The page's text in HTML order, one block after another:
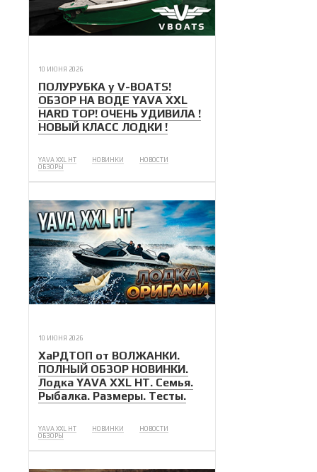
10 ИЮНЯ 2026
ПОЛУРУБКА у V-BOATS!
ОБЗОР НА ВОДЕ YAVA XXL
HARD TOP! ОЧЕНЬ УДИВИЛА !
НОВЫЙ КЛАСС ЛОДКИ !
YAVA XXL HT НОВИНКИ
НОВОСТИ
ОБЗОРЫ
10 ИЮНЯ 2026
ХаРДТОП от ВОЛЖАНКИ.
ПОЛНЫЙ ОБЗОР НОВИНКИ.
Лодка YAVA XXL НТ. Семья.
Рыбалка. Размеры. Тесты.
YAVA XXL HT НОВИНКИ
НОВОСТИ
ОБЗОРЫ